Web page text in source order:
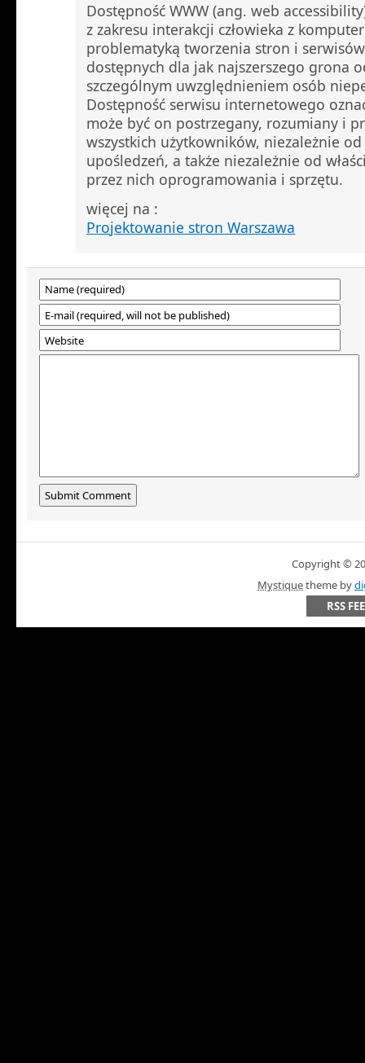
Dostępność WWW (ang. web
z zakresu interakcji człowieka z
problematyką tworzenia stron i
dostępnych dla jak najszerszego grona
szczególnym uwzględnieniem osób
Dostępność serwisu internetowego
może być on postrzegany, rozumiany i
wszystkich użytkowników, niezależnie
upośledzeń, a także niezależnie od
przez nich oprogramowania i sprzętu.
więcej na :
Projektowanie stron Warszawa
Copyright ©
Mystiquetheme by
RSS